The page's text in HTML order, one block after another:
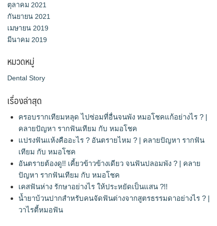
ตุลาคม 2021
กันยายน 2021
เมษายน 2019
มีนาคม 2019
หมวดหมู่
Dental Story
เรื่องล่าสุด
ครอบรากเทียมหลุด ไปซ่อมที่อื่นจนพัง หมอโชคแก้อย่างไร ? |
คลายปัญหา รากฟันเทียม กับ หมอโชค
แปรงฟันแห้งคืออะไร ? อันตรายไหม ? | คลายปัญหา รากฟัน
เทียม กับ หมอโชค
อันตรายต้องดู!! เคี้ยวข้าวข้างเดียว จนฟันปลอมพัง ? | คลาย
ปัญหา รากฟันเทียม กับ หมอโชค
เคสฟันห่าง รักษาอย่างไร ให้ประหยัดเป็นแสน ?!!
น้ำยาบ้วนปากสำหรับคนจัดฟันต่างจากสูตรธรรมดาอย่างไร ? |
วาไรตี้หมอฟัน